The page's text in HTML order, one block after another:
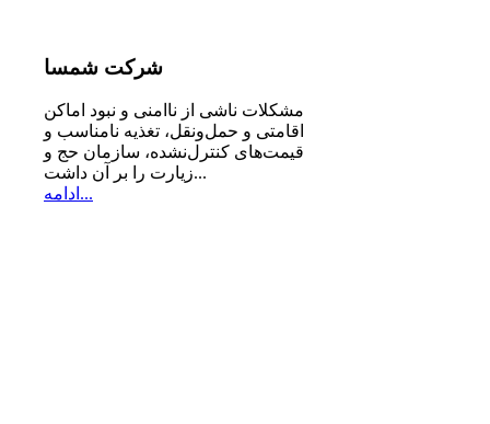
شرکت شمسا
مشكلات ناشی از ناامنی و نبود اماكن
اقامتی و حمل‌ونقل، تغذیه‌ نامناسب و
قیمت‌های كنترل‌نشده، سازمان حج و
زیارت را بر آن داشت...
ادامه...